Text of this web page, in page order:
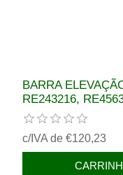
BARRA
RE243216,
c/IVA de €120,23